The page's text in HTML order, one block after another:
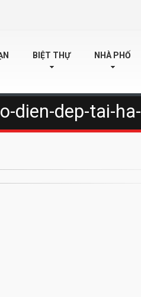
BIỆT THỰ NHÀ PHỐ
dien-dep-tai-